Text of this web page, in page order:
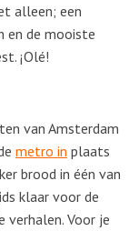
alleen; een
en de mooiste
¡Olé!
van Amsterdam
metro in plaats
brood in één van
klaar voor de
verhalen. Voor je